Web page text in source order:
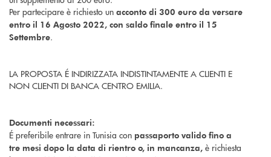
Per partecipare è richiesto un acconto di 300 euro da versare
entro il 16 Agosto 2022, con saldo finale entro il 15
Settembre.
LA PROPOSTA É INDIRIZZATA INDISTINTAMENTE A CLIENTI E
NON CLIENTI DI BANCA CENTRO EMILIA.
Documenti necessari:
É preferibile entrare in Tunisia con passaporto valido fino a
tre mesi dopo la data di rientro o, in mancanza, è richiesta